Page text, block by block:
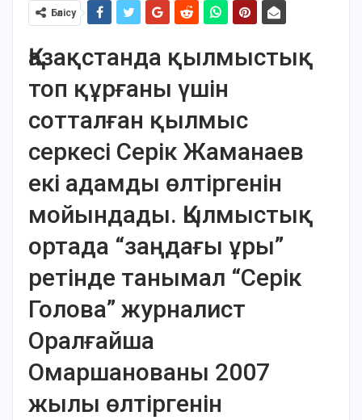
Бөлісу
Қазақстанда қылмыстық
топ құрғаны үшін
сотталған қылмыс
серкесі Серік Жаманаев
екі адамды өлтіргенін
мойындады. Қылмыстық
ортада “заңдағы ұры”
ретінде танымал “Серік
Голова” журналист
Оралғайша
Омаршанованы 2007
жылы өлтіргенін